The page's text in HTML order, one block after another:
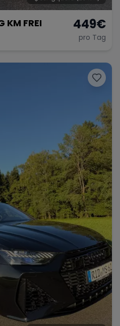
Lotus Maserati
FREI 449€
pro Tag